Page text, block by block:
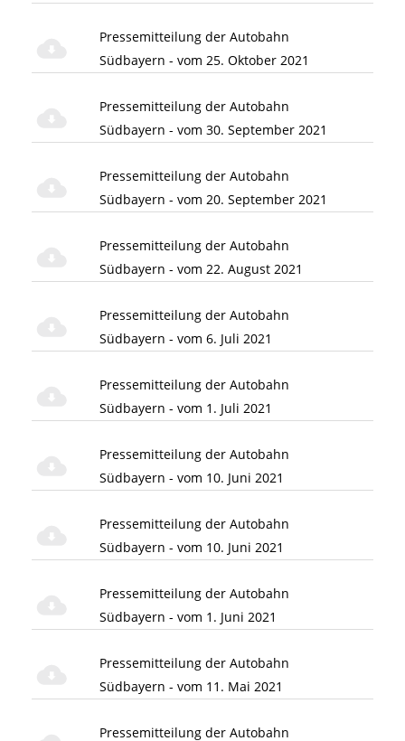
Pressemitteilung der Autobahn
Südbayern - vom 25. Oktober 2021
Pressemitteilung der Autobahn
Südbayern - vom 30. September 2021
Pressemitteilung der Autobahn
Südbayern - vom 20. September 2021
Pressemitteilung der Autobahn
Südbayern - vom 22. August 2021
Pressemitteilung der Autobahn
Südbayern - vom 6. Juli 2021
Pressemitteilung der Autobahn
Südbayern - vom 1. Juli 2021
Pressemitteilung der Autobahn
Südbayern - vom 10. Juni 2021
Pressemitteilung der Autobahn
Südbayern - vom 10. Juni 2021
Pressemitteilung der Autobahn
Südbayern - vom 1. Juni 2021
Pressemitteilung der Autobahn
Südbayern - vom 11. Mai 2021
Pressemitteilung der Autobahn